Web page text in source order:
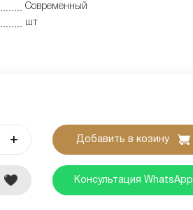
Современный
шт
+ Добавить в козину
Консультация WhatsApp